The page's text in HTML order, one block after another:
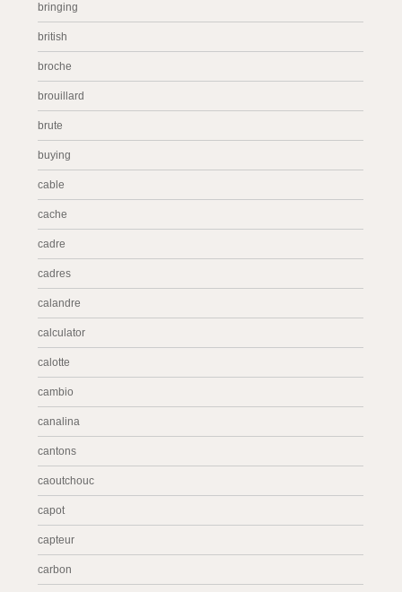
bringing
british
broche
brouillard
brute
buying
cable
cache
cadre
cadres
calandre
calculator
calotte
cambio
canalina
cantons
caoutchouc
capot
capteur
carbon